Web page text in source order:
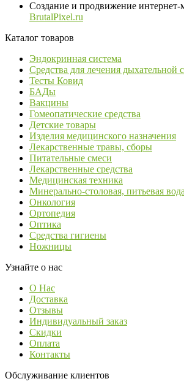
Создание и продвижение интернет-
BrutalPixel.ru
Каталог товаров
Эндокринная система
Средства для лечения дыхательной
Тесты Ковид
БАДы
Вакцины
Гомеопатические средства
Детские товары
Изделия медицинского назначения
Лекарственные травы, сборы
Питательные смеси
Лекарственные средства
Медицинская техника
Минерально-столовая, питьевая вода
Онкология
Ортопедия
Оптика
Средства гигиены
Ножницы
Узнайте о нас
О Нас
Доставка
Отзывы
Индивидуальный заказ
Скидки
Оплата
Контакты
Обслуживание клиентов